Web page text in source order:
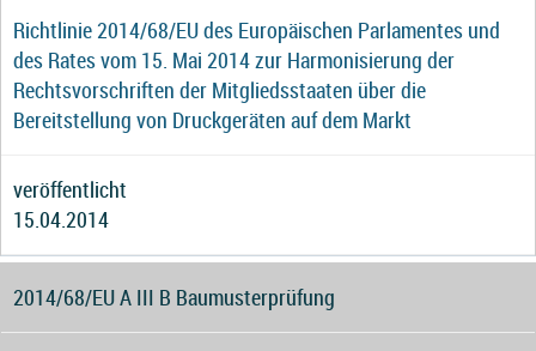
Richtlinie 2014/68/EU des Europäischen Parlamentes und
des Rates vom 15. Mai 2014 zur Harmonisierung der
Rechtsvorschriften der Mitgliedsstaaten über die
Bereitstellung von Druckgeräten auf dem Markt
veröffentlicht
15.04.2014
2014/68/EU A III B Baumusterprüfung